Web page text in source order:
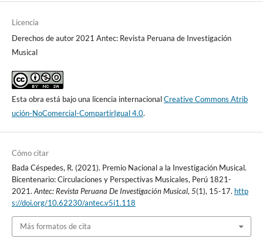
Licencia
Derechos de autor 2021 Antec: Revista Peruana de Investigación
Musical
Esta obra está bajo una licencia internacionalCreative Commons Atrib
ución-NoComercial-CompartirIgual 4.0.
Cómo citar
Bada Céspedes, R. (2021). Premio Nacional a la Investigación Musical.
Bicentenario: Circulaciones y Perspectivas Musicales, Perú 1821-
2021. Antec: Revista Peruana De Investigación Musical, 5(1), 15-17. http
s://doi.org/10.62230/antec.v5i1.118
Más formatos de cita